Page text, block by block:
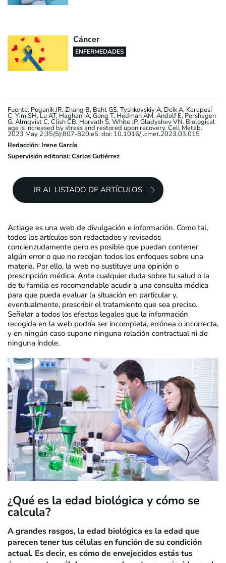
Cáncer
ENFERMEDADES
Fuente: Poganik JR, Zhang B, Baht GS, Tyshkovskiy A, Deik A, Kerepesi
C, Yim SH, Lu AT, Haghani A, Gong T, Hedman AM, Andolf E, Pershagen
G, Almqvist C, Clish CB, Horvath S, White JP, Gladyshev VN. Biological
age is increased by stress and restored upon recovery. Cell Metab.
2023 May 2;35(5):807-820.e5. doi: 10.1016/j.cmet.2023.03.015
Redacción: Irene García
Supervisión editorial:Carlos Gutiérrez
IR AL LISTADO DE ARTÍCULOS
Actiage es una web de divulgación e información. Como tal,
todos los artículos son redactados y revisados
concienzudamente pero es posible que puedan contener
algún error o que no recojan todos los enfoques sobre una
materia. Por ello, la web no sustituye una opinión o
prescripción médica. Ante cualquier duda sobre tu salud o la
de tu familia es recomendable acudir a una consulta médica
para que pueda evaluar la situación en particular y,
eventualmente, prescribir el tratamiento que sea preciso.
Señalar a todos los efectos legales que la información
recogida en la web podría ser incompleta, errónea o incorrecta,
y en ningún caso supone ninguna relación contractual ni de
ninguna índole.
¿Qué es la edad biológica y cómo se
calcula?
A grandes rasgos, la edad biológica es la edad que
parecen tener tus células en función de su condición
actual. Es decir, es cómo de envejecidos estás tus